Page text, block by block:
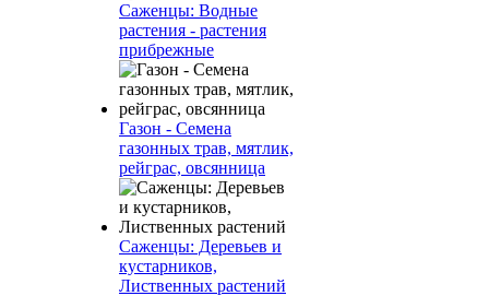
Саженцы: Водные
растения - растения
прибрежные
Газон - Семена
газонных трав, мятлик,
рейграс, овсянница
Саженцы: Деревьев и
кустарников,
Лиственных растений